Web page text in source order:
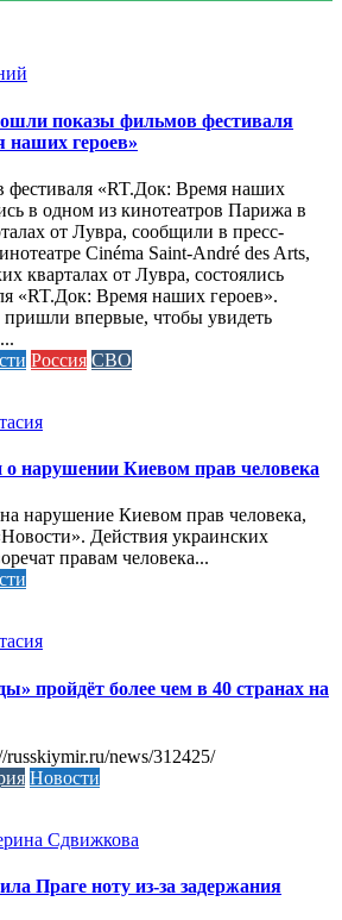
показы фильмов фестиваля
наших героев»
фестиваля «RT.Док: Время наших
в одном из кинотеатров Парижа в
от Лувра, сообщили в пресс-
Cinéma Saint-André des Arts,
кварталах от Лувра, состоялись
«RT.Док: Время наших героев».
впервые, чтобы увидеть
Россия СВО
нарушении Киевом прав человека
нарушение Киевом прав человека,
Действия украинских
правам человека...
пройдёт более чем в 40 странах на
news/312425/
Новости
Сдвижкова
Праге ноту из-за задержания